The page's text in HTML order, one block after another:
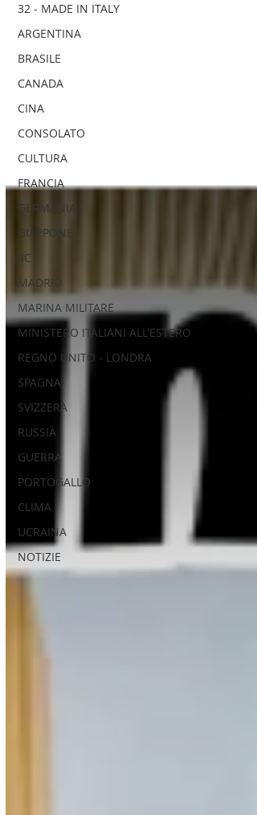
32 - MADE IN ITALY
ARGENTINA
BRASILE
CANADA
CINA
CONSOLATO
CULTURA
FRANCIA
GERMANIA
GIAPPONE
IIC
MADRID
MARINA MILITARE
MINISTERO ITALIANI ALL'ESTERO
REGNO UNITO - LONDRA
SPAGNA
SVIZZERA
RUSSIA
GUERRA
PORTOGALLO
CLIMA
UCRAINA
NOTIZIE